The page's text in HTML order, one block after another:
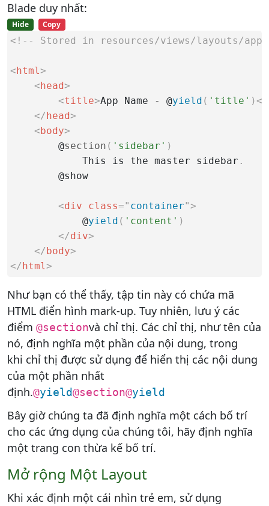
Blade duy nhất:
Hide Copy
<!-- Stored in resources/views/layouts/
< html>
< head>
<title>App Name - @yield ( 'title' ) </
</ head>
< body>
        @
section ( 'sidebar' )
            This is the master sidebar
.
        @show
<div class=" container">
            @
yield ( 'content' )
</div>
</ body>
</ html>
Như bạn có thể thấy, tập tin này có chứa mã
HTML điển hình mark-up. Tuy nhiên, lưu ý các
điểm @sectionvà chỉ thị. Các chỉ thị, như tên của
nó, định nghĩa một phần của nội dung, trong
khi chỉ thị được sử dụng để hiển thị các nội dung
của một phần nhất
định.@yield@section@yield
Bây giờ chúng ta đã định nghĩa một cách bố trí
cho các ứng dụng của chúng tôi, hãy định nghĩa
một trang con thừa kế bố trí.
Mở rộng Một Layout
Khi xác định một cái nhìn trẻ em, sử dụng